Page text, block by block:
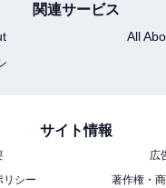
パートなどの短時間労
される。福一氏による
ネットの拡大が目的だ
上のパートで厚生年金
関連サービス
All
サイト情報
広
リシー
著作権・